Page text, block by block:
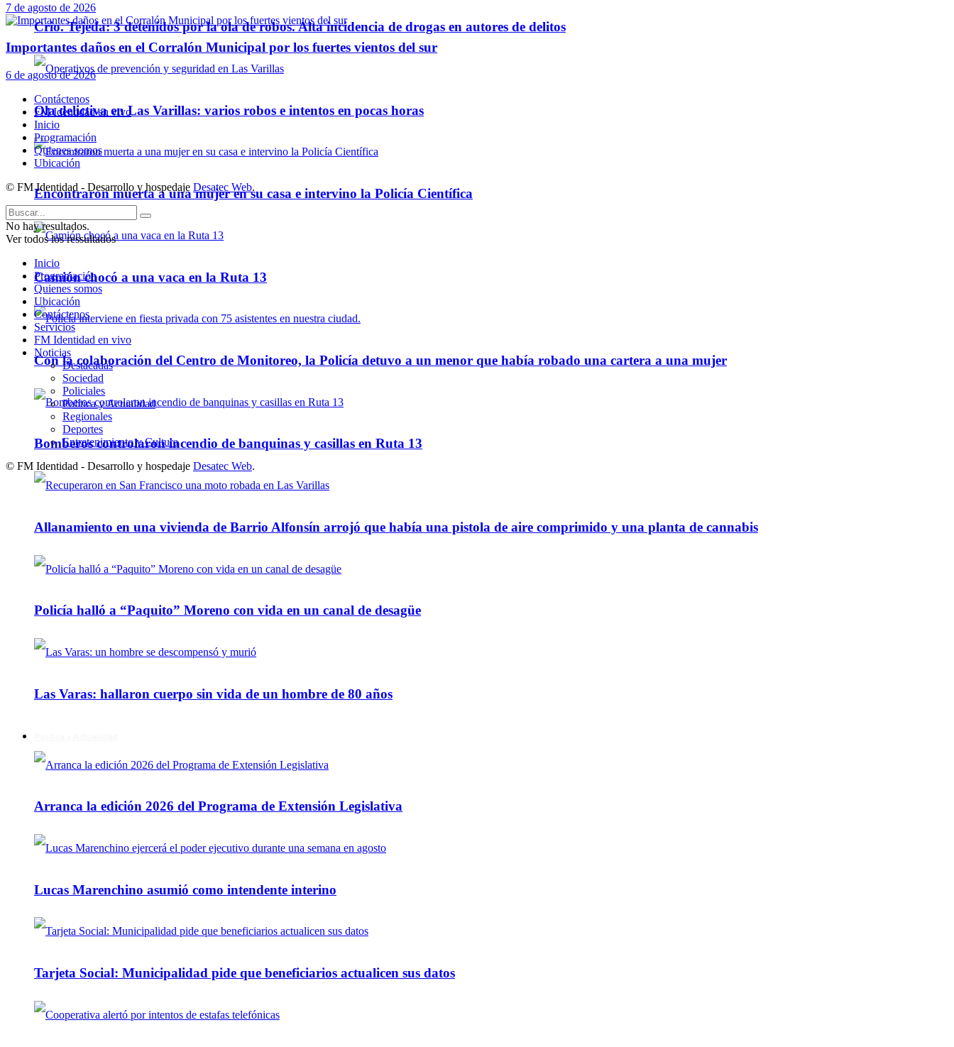
Crio. Tejeda: 3 detenidos por la ola de robos. Alta incidencia de drogas en autores de delitos
Ola delictiva en Las Varillas: varios robos e intentos en pocas horas
Encontraron muerta a una mujer en su casa e intervino la Policía Científica
Camión chocó a una vaca en la Ruta 13
Con la colaboración del Centro de Monitoreo, la Policía detuvo a un menor que había robado una cartera a una mujer
Bomberos controlaron incendio de banquinas y casillas en Ruta 13
Allanamiento en una vivienda de Barrio Alfonsín arrojó que había una pistola de aire comprimido y una planta de cannabis
Policía halló a “Paquito” Moreno con vida en un canal de desagüe
Las Varas: hallaron cuerpo sin vida de un hombre de 80 años
Arranca la edición 2026 del Programa de Extensión Legislativa
Lucas Marenchino asumió como intendente interino
Tarjeta Social: Municipalidad pide que beneficiarios actualicen sus datos
7 de agosto de 2026
Importantes daños en el Corralón Municipal por los fuertes vientos del sur
6 de agosto de 2026
Contáctenos
FM Identidad en vivo
Inicio
Programación
Quienes somos
Ubicación
© FM Identidad - Desarrollo y hospedaje Desatec Web.
No hay resultados.
Ver todos los ressultados
Inicio
Programación
Quienes somos
Ubicación
Contáctenos
Servicios
FM Identidad en vivo
Noticias
Destacadas
Sociedad
Policiales
Política y Actualidad
Regionales
Deportes
Entretenimiento y Cultura
© FM Identidad - Desarrollo y hospedaje Desatec Web.